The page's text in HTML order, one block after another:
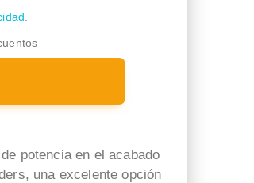
potencia en el acabado
una excelente opción